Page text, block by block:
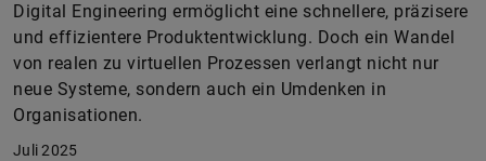
Digital Engineering ermöglicht eine schnellere, präzisere
und effizientere Produktentwicklung. Doch ein Wandel
von realen zu virtuellen Prozessen verlangt nicht nur
neue Systeme, sondern auch ein Umdenken in
Organisationen.
Juli 2025